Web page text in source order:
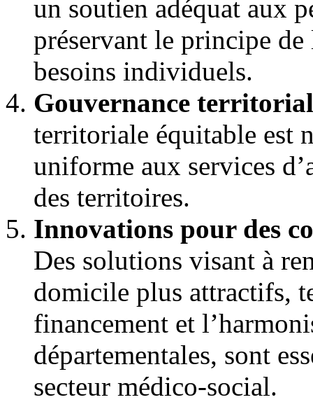
un soutien adéquat aux
préservant le principe de
besoins individuels.
Gouvernance
territoriale équitable est
uniforme aux services
des territoires.
Innovations pour des
Des solutions visant à
domicile plus attractifs,
financement et
départementales, sont
secteur médico-social.